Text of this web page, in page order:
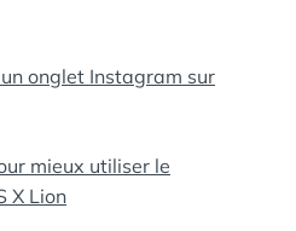
onglet Instagram sur
mieux utiliser le
X Lion